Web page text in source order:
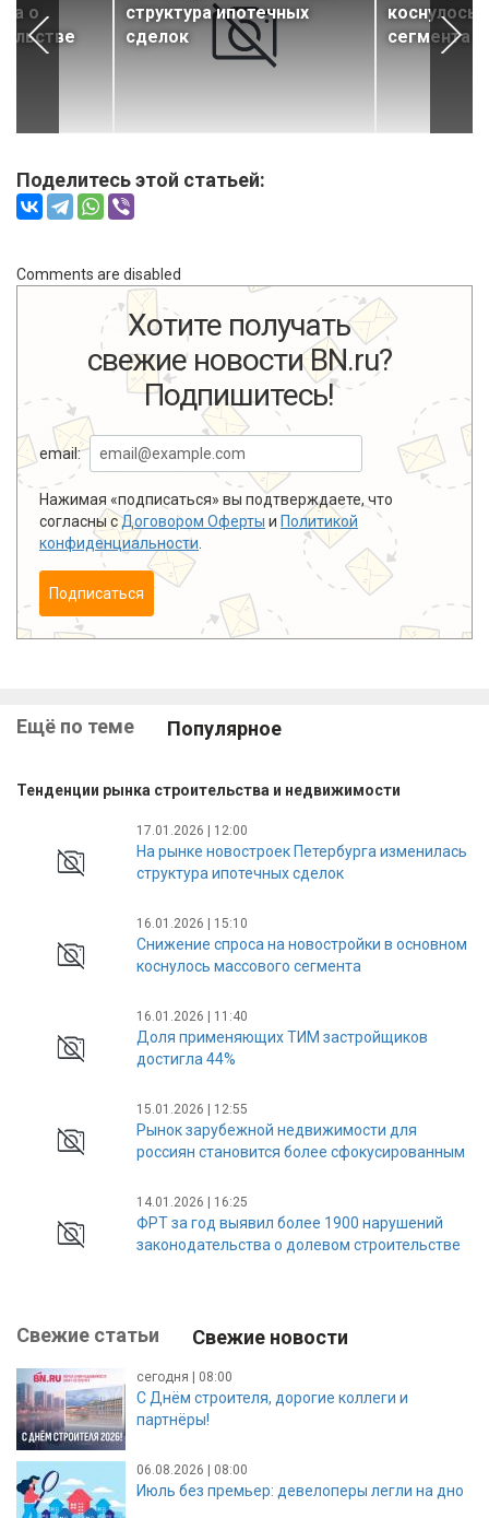
о
структура ипотечных
сделок
коснулось
сегмента
Поделитесь этой статьей:
Comments are disabled
Хотите получать
свежие новости BN.ru?
Подпишитесь!
email:
Нажимая «подписаться» вы подтверждаете, что
согласны сДоговором Оферты и Политикой
конфиденциальности
Подписаться
Ещё по теме Популярное
Тенденции рынка строительства и недвижимости
17.01.2026 | 12:00
На рынке новостроек Петербурга изменилась
структура ипотечных сделок
16.01.2026 | 15:10
Снижение спроса на новостройки в основном
коснулось массового сегмента
16.01.2026 | 11:40
Доля применяющих ТИМ застройщиков
достигла 44%
15.01.2026 | 12:55
Рынок зарубежной недвижимости для
россиян становится более сфокусированным
14.01.2026 | 16:25
ФРТ за год выявил более 1900 нарушений
законодательства о долевом строительстве
Свежие статьи Свежие новости
сегодня | 08:00
С Днём строителя, дорогие коллеги и
партнёры!
06.08.2026 | 08:00
Июль без премьер: девелоперы легли на дно